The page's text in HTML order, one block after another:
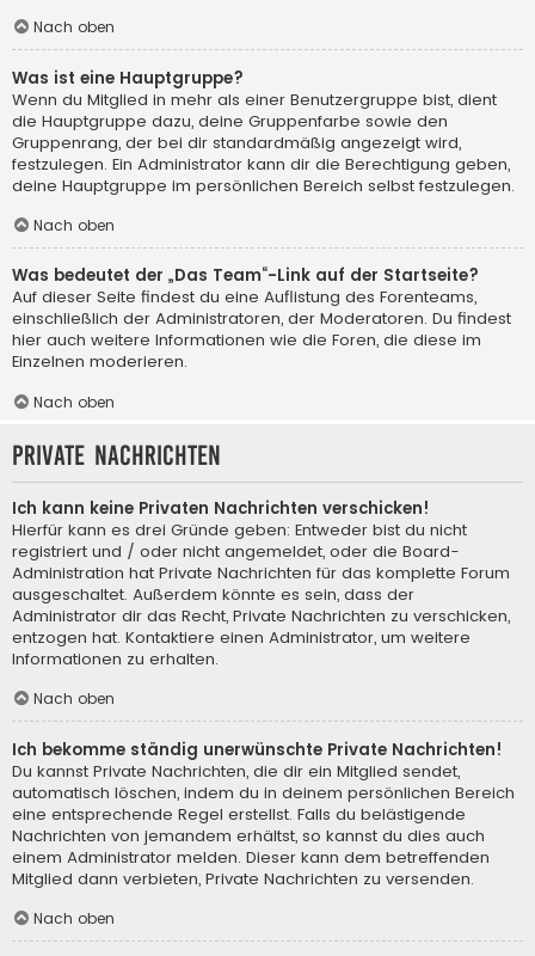
Nach oben
Was ist eine Hauptgruppe?
Wenn du Mitglied in mehr als einer Benutzergruppe bist, dient
die Hauptgruppe dazu, deine Gruppenfarbe sowie den
Gruppenrang, der bei dir standardmäßig angezeigt wird,
festzulegen. Ein Administrator kann dir die Berechtigung geben,
deine Hauptgruppe im persönlichen Bereich selbst festzulegen.
Nach oben
Was bedeutet der „Das Team“-Link auf der Startseite?
Auf dieser Seite findest du eine Auflistung des Forenteams,
einschließlich der Administratoren, der Moderatoren. Du findest
hier auch weitere Informationen wie die Foren, die diese im
Einzelnen moderieren.
Nach oben
Private Nachrichten
Ich kann keine Privaten Nachrichten verschicken!
Hierfür kann es drei Gründe geben: Entweder bist du nicht
registriert und / oder nicht angemeldet, oder die Board-
Administration hat Private Nachrichten für das komplette Forum
ausgeschaltet. Außerdem könnte es sein, dass der
Administrator dir das Recht, Private Nachrichten zu verschicken,
entzogen hat. Kontaktiere einen Administrator, um weitere
Informationen zu erhalten.
Nach oben
Ich bekomme ständig unerwünschte Private Nachrichten!
Du kannst Private Nachrichten, die dir ein Mitglied sendet,
automatisch löschen, indem du in deinem persönlichen Bereich
eine entsprechende Regel erstellst. Falls du belästigende
Nachrichten von jemandem erhältst, so kannst du dies auch
einem Administrator melden. Dieser kann dem betreffenden
Mitglied dann verbieten, Private Nachrichten zu versenden.
Nach oben